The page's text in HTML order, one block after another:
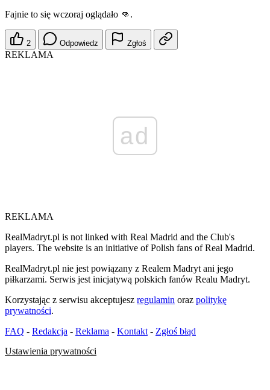
Fajnie to się wczoraj oglądało 👊.
2 Odpowiedz Zgłoś
REKLAMA
ad
REKLAMA
RealMadryt.pl is not linked with Real Madrid and the Club's
players. The website is an initiative of Polish fans of Real Madrid.
RealMadryt.pl nie jest powiązany z Realem Madryt ani jego
piłkarzami. Serwis jest inicjatywą polskich fanów Realu Madryt.
Korzystając z serwisu akceptujesz regulamin oraz politykę
prywatności.
FAQ - Redakcja - Reklama - Kontakt - Zgłoś błąd
Ustawienia prywatności